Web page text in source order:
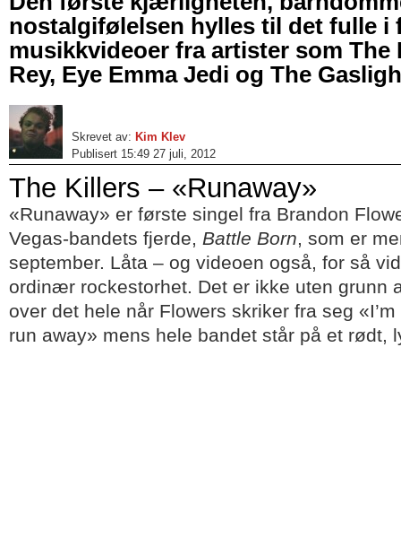
nostalgifølelsen hylles til det fulle i
musikkvideoer fra artister som The
Rey, Eye Emma Jedi og The
Skrevet av: Kim Klev
Publisert 15:49 27 juli, 2012
The Killers – «Runaway»
«Runaway» er første singel fra Brandon
Vegas-bandets fjerde, Battle Born, som er
september. Låta – og videoen også, for så
ordinær rockestorhet. Det er ikke uten grunn
over det hele når Flowers skriker fra seg
run away» mens hele bandet står på et rødt,